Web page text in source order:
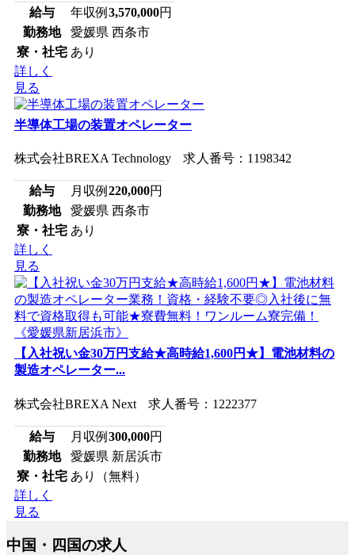
給与
年収例 3,570,000円
勤務地
愛媛県 西条市
寮・社宅 あり
詳しく
見る
半導体工場の装置オペレーター
株式会社BREXA Technology 求人番号：1198342
給与 月収例 220,000円
勤務地
愛媛県 西条市
寮・社宅 あり
詳しく
見る
【入社祝い金30万円支給★高時給1,600円★】電池材料の
製造オペレーター...
株式会社BREXA Next 求人番号：1222377
給与 月収例 300,000円
勤務地
愛媛県 新居浜市
寮・社宅 あり（無料）
詳しく
見る
中国・四国の求人